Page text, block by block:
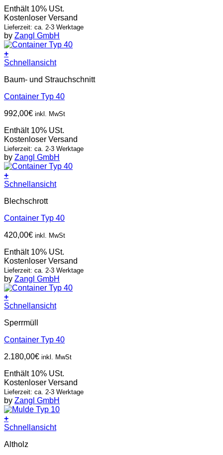
Enthält 10% USt.
Kostenloser Versand
Lieferzeit: ca. 2-3 Werktage
by Zangl GmbH
+
Schnellansicht
Baum- und Strauchschnitt
Container Typ 40
992,00€ inkl. MwSt
Enthält 10% USt.
Kostenloser Versand
Lieferzeit: ca. 2-3 Werktage
by Zangl GmbH
+
Schnellansicht
Blechschrott
Container Typ 40
420,00€ inkl. MwSt
Enthält 10% USt.
Kostenloser Versand
Lieferzeit: ca. 2-3 Werktage
by Zangl GmbH
+
Schnellansicht
Sperrmüll
Container Typ 40
2.180,00€ inkl. MwSt
Enthält 10% USt.
Kostenloser Versand
Lieferzeit: ca. 2-3 Werktage
by Zangl GmbH
+
Schnellansicht
Altholz